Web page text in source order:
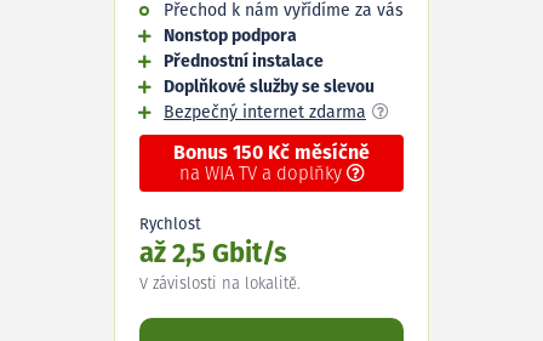
Přechod k nám vyřídíme za vás
Nonstop podpora
Přednostní instalace
Doplňkové služby se slevou
Bezpečný internet zdarma
Bonus 150 Kč měsíčně
na WIA TV a doplňky
Rychlost
až 2,5 Gbit/s
V závislosti na lokalitě.